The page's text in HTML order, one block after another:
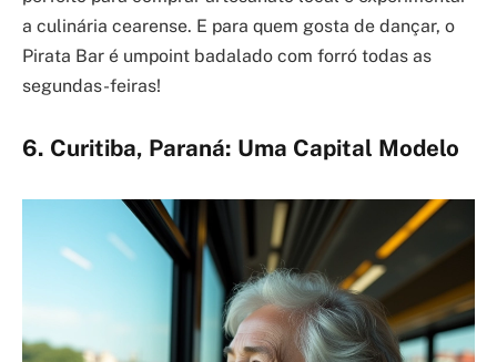
a culinária cearense. E para quem gosta de dançar, o
Pirata Bar é umpoint badalado com forró todas as
segundas-feiras!
6. Curitiba, Paraná: Uma Capital Modelo